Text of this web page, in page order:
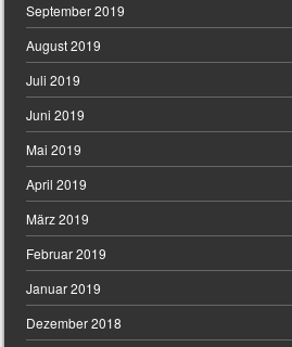
September 2019
August 2019
Juli 2019
Juni 2019
Mai 2019
April 2019
März 2019
Februar 2019
Januar 2019
Dezember 2018